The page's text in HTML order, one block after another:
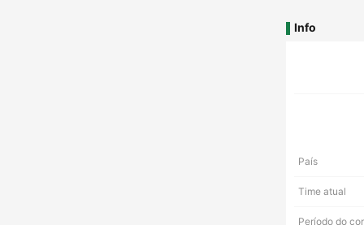
Info
País
Time atual
Período do